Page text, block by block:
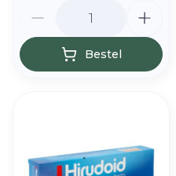
Bestel